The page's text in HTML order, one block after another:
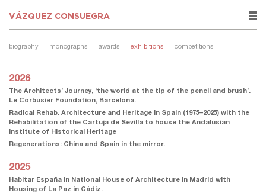
VÁZQUEZ CONSUEGRA rows
biography monographs awards exhibitions competitions
2026
The Architects’ Journey, ‘the world at the tip of the pencil and brush’.
Le Corbusier Foundation, Barcelona.
Radical Rehab. Architecture and Heritage in Spain (1975–2025) with the
Rehabilitation of the Cartuja de Sevilla to house the Andalusian
Institute of Historical Heritage
Regenerations: China and Spain in the mirror.
2025
Habitar España in National House of Architecture in Madrid with
Housing of La Paz in Cádiz.